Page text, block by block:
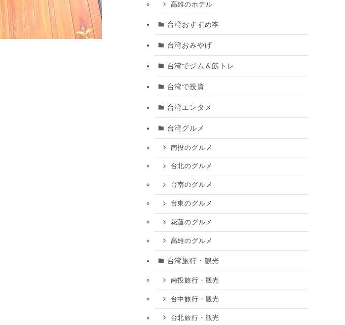
高雄のホテル
台湾おすすめ本
台湾おみやげ
台湾でジム＆筋トレ
台湾で投資
台湾エンタメ
台湾グルメ
南投のグルメ
台北のグルメ
台南のグルメ
台東のグルメ
花蓮のグルメ
高雄のグルメ
台湾旅行・観光
南投旅行・観光
台中旅行・観光
台北旅行・観光